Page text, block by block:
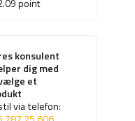
point
konsulent
dig med
et
via telefon: